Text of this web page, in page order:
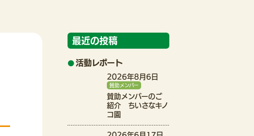
最近の投稿
活動レポート
2026年8月6日
賛助メンバー
賛助メンバーのご
紹介 ちいさなキノ
コ園